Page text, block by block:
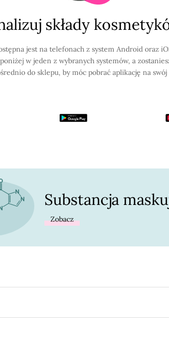
składy
jest na telefonach z system Android oraz
w jeden z wybranych systemów, a
do sklepu, by móc pobrać aplikację na
Substancja
Zobacz